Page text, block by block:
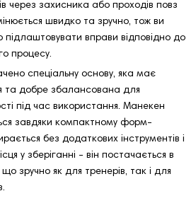
через захисника або проходів повз
швидко та зручно, тож ви
вправи відповідно до
процесу.
спеціальну основу, яка має
та добре збалансована для
під час використання. Манекен
завдяки компактному форм-
без додаткових інструментів і
у зберіганні - він постачається в
зручно як для тренерів, так і для